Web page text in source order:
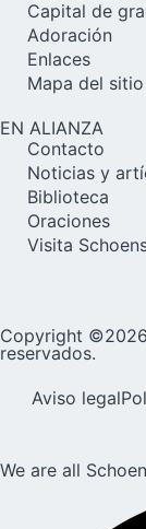
Capital de
Adoración
Enlaces
Mapa del sitio
EN ALIANZA
Contacto
Noticias y
Biblioteca
Oraciones
Visita
Copyright
reservados.
Aviso legal
We are all